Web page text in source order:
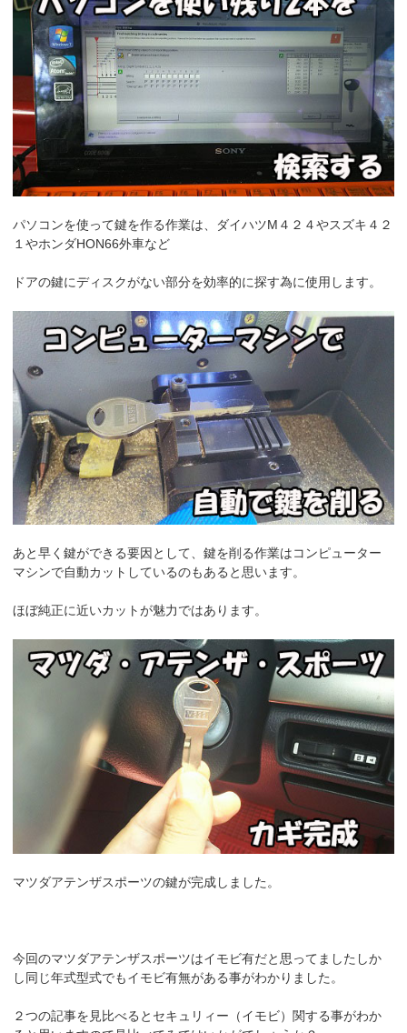
パソコンを使って鍵を作る作業は、ダイハツM４２４やスズキ４２
１やホンダHON66外車など
ドアの鍵にディスクがない部分を効率的に探す為に使用します。
あと早く鍵ができる要因として、鍵を削る作業はコンピューター
マシンで自動カットしているのもあると思います。
ほぼ純正に近いカットが魅力ではあります。
マツダアテンザスポーツの鍵が完成しました。
今回のマツダアテンザスポーツはイモビ有だと思ってましたしか
し同じ年式型式でもイモビ有無がある事がわかりました。
２つの記事を見比べるとセキュリィー（イモビ）関する事がわか